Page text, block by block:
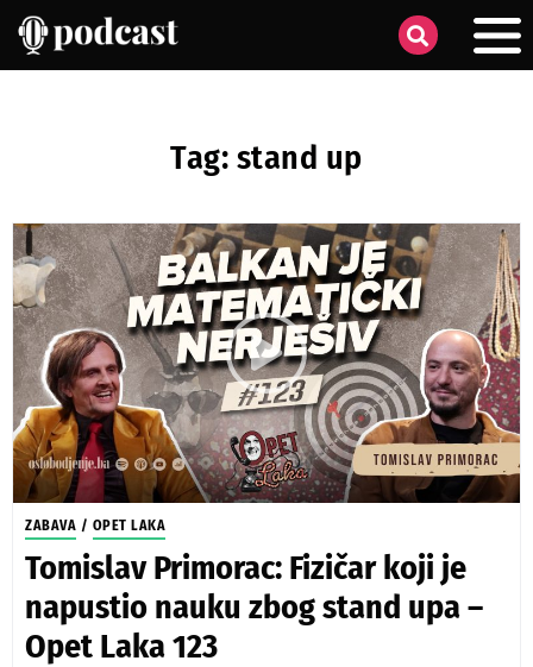
Tag: stand up
ZABAVA / OPET LAKA
Tomislav Primorac: Fizičar koji je
napustio nauku zbog stand upa –
Opet Laka 123